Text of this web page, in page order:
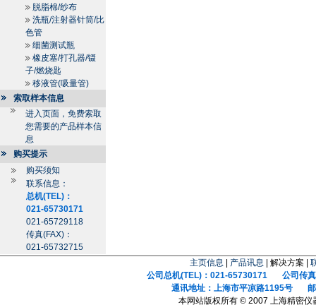
脱脂棉/纱布
洗瓶/注射器针筒/比
色管
细菌测试瓶
橡皮塞/打孔器/镊
子/燃烧匙
移液管(吸量管)
索取样本信息
进入页面，免费索取
您需要的产品样本信
息
购买提示
购买须知
联系信息：
总机(TEL)：
021-65730171
021-65729118
传真(FAX)：
021-65732715
主页信息 产品讯息 | 解决方案 |
公司总机(TEL)：021-65730171 公司传真
通讯地址：上海市平凉路1195号 邮
本网站版权所有 © 2007 上海精密仪